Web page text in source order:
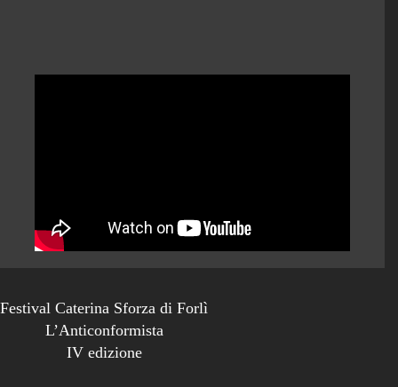
Festival Caterina Sforza di Forlì
L’Anticonformista
IV edizione